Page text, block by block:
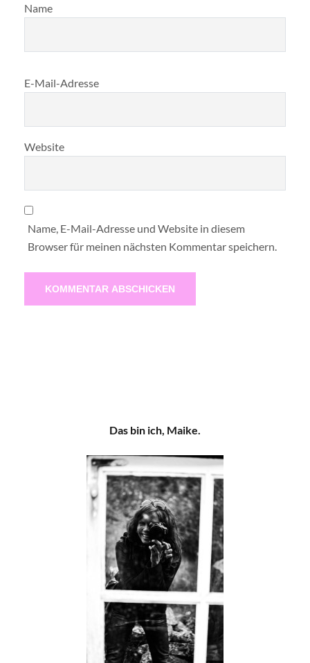
Name
E-Mail-Adresse
Website
Name, E-Mail-Adresse und Website in diesem
Browser für meinen nächsten Kommentar speichern.
Das bin ich, Maike.